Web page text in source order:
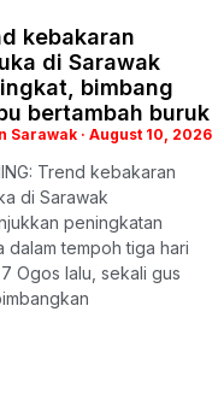
kebakaran
di Sarawak
bimbang
bertambah buruk
Sarawak August 10, 2026
Trend kebakaran
di Sarawak
peningkatan
dalam tempoh tiga hari
Ogos lalu, sekali gus